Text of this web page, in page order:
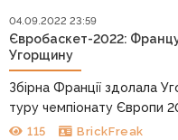
04.09.2022 23:59
Євробаскет-2022:
Угорщину
Збірна Франції здолала
туру чемпіонату Європи
115 BrickFreak